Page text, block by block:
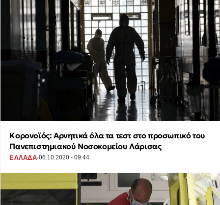
Κορονοϊός: Αρνητικά όλα τα τεστ στο προσωπικό του
Πανεπιστημιακού Νοσοκομείου Λάρισας
ΕΛΛΑΔΑ·06.10.2020 - 09:44